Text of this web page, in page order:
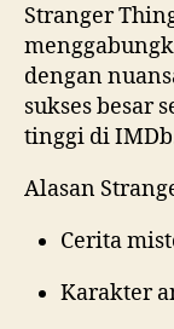
Stranger
dengan
sukses besar
tinggi di
Alasan
Cerita
Karakter